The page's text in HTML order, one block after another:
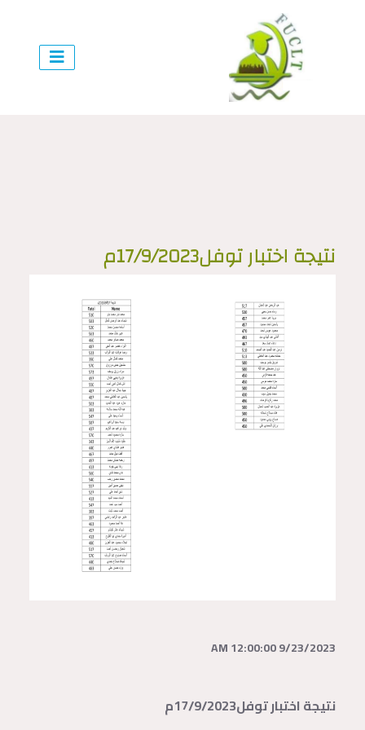
نتيجة اختبار توفل17/9/2023م
9/23/2023 12:00:00 AM
نتيجة اختبار توفل17/9/2023م